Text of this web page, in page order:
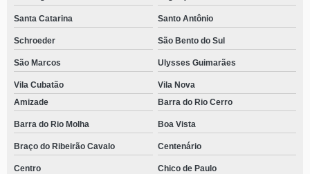
Santa Catarina Santo Antônio
Schroeder São Bento do Sul
São Marcos Ulysses Guimarães
Vila Cubatão
Vila Nova
Amizade
Barra do Rio Cerro
Barra do Rio Molha Boa Vista
Braço do Ribeirão Cavalo Centenário
Centro Chico de Paulo